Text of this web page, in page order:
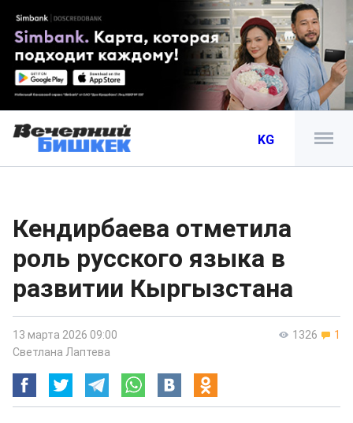
KG
Кендирбаева отметила
роль русского языка в
развитии Кыргызстана
1326 1
13 марта 2026 09:00
Светлана Лаптева